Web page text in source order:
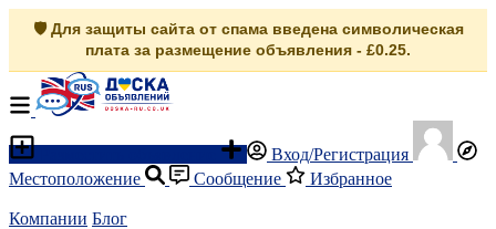
🛡️ Для защиты сайта от спама введена символическая
плата за размещение объявления - £0.25.
Вход/Регистрация
Местоположение
Сообщение Избранное
Компании Блог